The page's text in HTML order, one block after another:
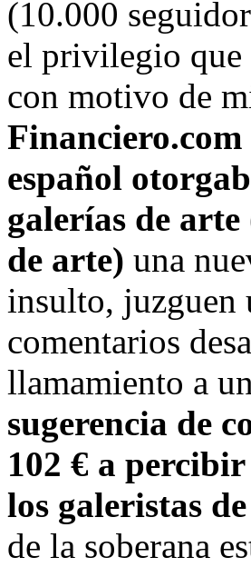
(10.000
el privilegio que
con motivo de
Financiero.com
español
galerías de
de arte) una
insulto, juzguen
comentarios
llamamiento a
sugerencia de
102 € a
los galeristas
de la soberana